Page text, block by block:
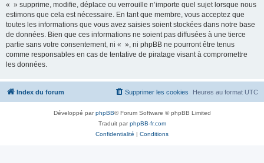
« » supprime, modifie, déplace ou verrouille n’importe quel sujet lorsque nous
estimons que cela est nécessaire. En tant que membre, vous acceptez que
toutes les informations que vous avez saisies soient stockées dans notre base
de données. Bien que ces informations ne soient pas diffusées à une tierce
partie sans votre consentement, ni « », ni phpBB ne pourront être tenus
comme responsables en cas de tentative de piratage visant à compromettre
les données.
Index du forum Heures au format UTC
Supprimer les cookies
Développé parphpBB® Forum Software © phpBB Limited
Traduit parphpBB-fr.com
Confidentialité | Conditions